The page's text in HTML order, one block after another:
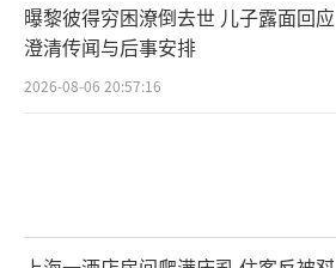
曝黎彼得穷困潦倒去世 儿子露面回应
澄清传闻与后事安排
2026-08-06 20:57:16